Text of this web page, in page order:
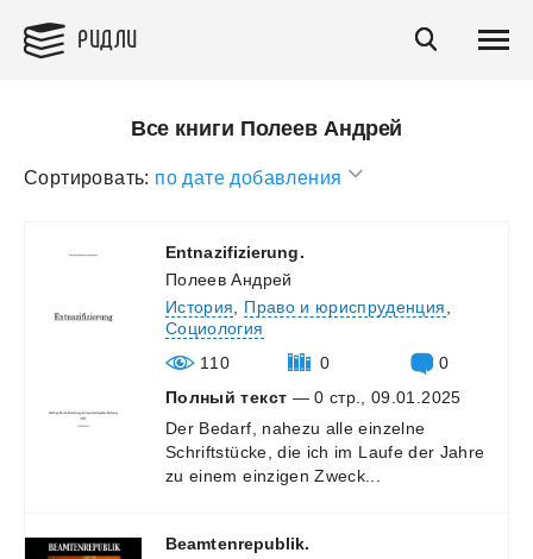
РИДЛИ
Все книги Полеев Андрей
Сортировать: по дате добавления
Entnazifizierung.
Полеев Андрей
История
Право и юриспруденция
Социология
110
0
0
Полный текст — 0 стр., 09.01.2025
Der Bedarf, nahezu alle einzelne
Schriftstücke, die ich im Laufe der Jahre
zu einem einzigen Zweck...
Beamtenrepublik.